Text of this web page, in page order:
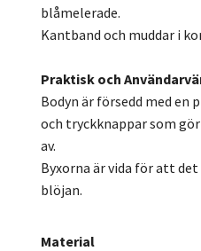
blåmelerade.
Kantband och muddar i
Praktisk och
Bodyn är försedd med en
och tryckknappar som
av.
Byxorna är vida för att
blöjan.
Material